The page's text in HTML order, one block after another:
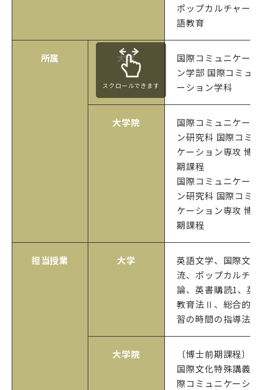
ポップカルチャー
語教育
所属 大学
国際コミュニケー
ン学部 国際コミュ
ーション学科
大学院
国際コミュニケー
ン研究科 国際コミ
ケーション専攻 博
期課程
国際コミュニケー
ン研究科 国際コミ
ケーション専攻 博
期課程
担当授業 大学
英語文学、国際文
流、ポップカルチ
論、英書購読1、英
教育法Ⅱ、総合的な
習の時間の指導法
大学院
〔博士前期課程〕
国際文化特殊講義1
際コミュニケーシ
スクロールできます